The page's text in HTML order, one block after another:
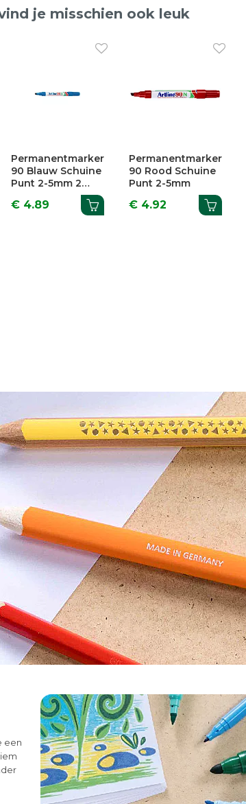
je misschien ook leuk
Permanentmarker
700 Blauw Ronde
Punt 0,7mm 2
€ 4.59
Permanentmarker
700 Rood Ronde
Punt 0,7mm 2
€ 4.61
een